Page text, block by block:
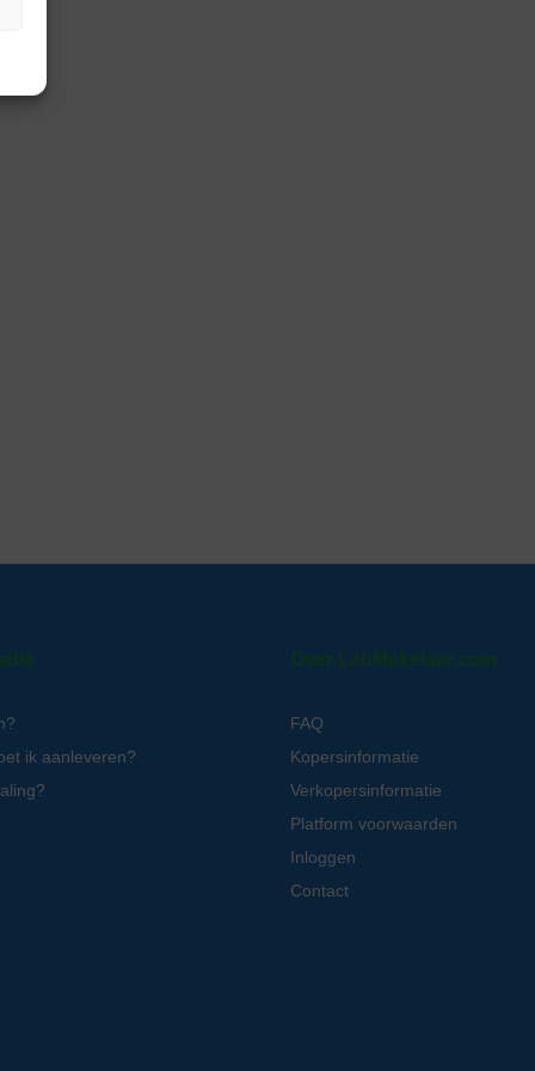
ik aanleveren?
Over LabMakelaar.com
FAQ
Kopersinformatie
Verkopersinformatie
Platform voorwaarden
Inloggen
Contact